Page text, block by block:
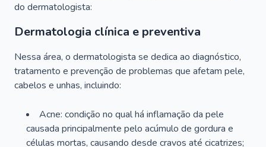
do dermatologista:
Dermatologia clínica e preventiva
Nessa área, o dermatologista se dedica ao diagnóstico,
tratamento e prevenção de problemas que afetam pele,
cabelos e unhas, incluindo:
Acne: condição no qual há inflamação da pele
causada principalmente pelo acúmulo de gordura e
células mortas, causando desde cravos até cicatrizes;